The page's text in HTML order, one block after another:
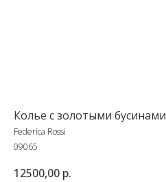
Колье c золотыми бусинами
Federica Rossi
09065
12500,00 р.